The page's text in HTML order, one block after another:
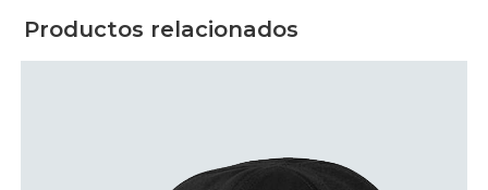
Productos relacionados